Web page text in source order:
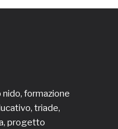
nido, formazione
triade,
progetto